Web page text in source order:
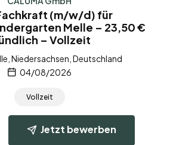
(m/w/d) für
Melle – 23,50 €
– Vollzeit
Niedersachsen, Deutschland
04/08/2026
Vollzeit
Jetzt bewerben